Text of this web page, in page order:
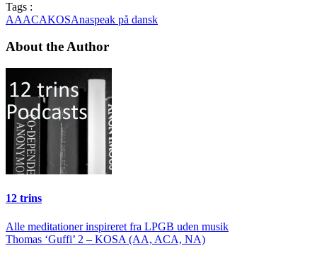
Tags :
AAACAKOSAnaspeak på dansk
About the Author
12 trins
Indlægsnavigation
Alle meditationer inspireret fra LPGB uden musik
Thomas ‘Guffi’ 2 – KOSA (AA, ACA, NA)